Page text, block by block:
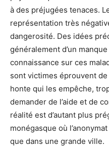
à des préjugées tenaces.
représentation très
dangerosité. Des idées
généralement d’un
connaissance sur ces
sont victimes éprouvent
honte qui les empêche,
demander de l’aide et de
réalité est d’autant plus
monégasque où
que dans une grande ville.